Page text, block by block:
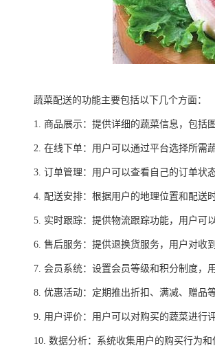
蔬菜配送的功能主要包括以下几个方面：
1. 商品展示：提供详细的蔬菜信息，包括
2. 在线下单：用户可以通过平台选择所需
3. 订单管理：用户可以查看自己的订单状
4. 配送安排：根据用户的地理位置和配送
5. 实时跟踪：提供物流跟踪功能，用户可
6. 售后服务：提供退换货服务，用户对收
7. 会员系统：设置会员等级和积分制度，
8. 优惠活动：定期推出折扣、满减、赠品
9. 用户评价：用户可以对购买的蔬菜进行
10. 数据分析：系统收集用户的购买行为